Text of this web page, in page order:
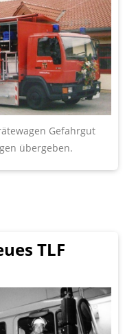
Gefahrgut
übergeben.
TLF